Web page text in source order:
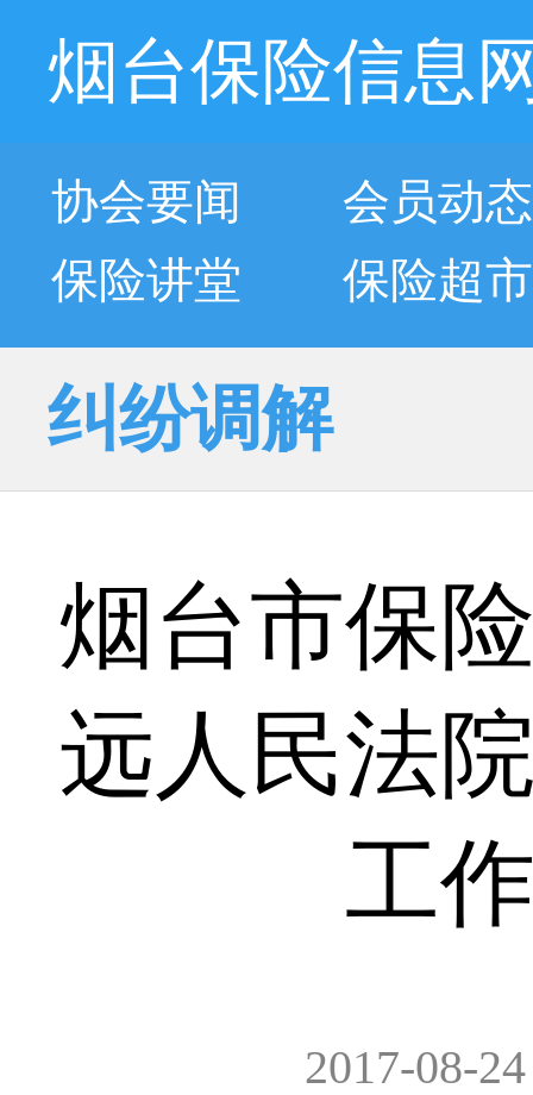
烟台保险信息
协会要闻
会员动态
保险讲堂
保险超市
纠纷调解
烟台市保
远人民法
工
2017-08-